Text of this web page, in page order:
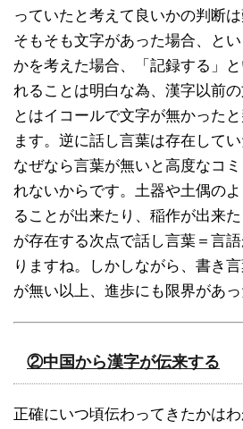
っていたと考えて良いかの判断は
そもそも文字があった場合、と
かを考えた場合、「記録する」
れることは明白な為、漢字以前
とはイコールで文字が無かった
ます。逆に話し言葉は存在してい
なぜなら言葉が無いと高度なコ
れないからです。土器や土偶の
ることが出来たり、稲作が出来
が存在する次点で話し言葉＝言
りますね。しかしながら、書き
が無い以上、進歩にも限界があっ
②中国から漢字が伝来する
正確にいつ頃伝わってきたかは